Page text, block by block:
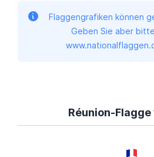
Flaggengrafiken können
Geben Sie aber
Réunion-Flagge